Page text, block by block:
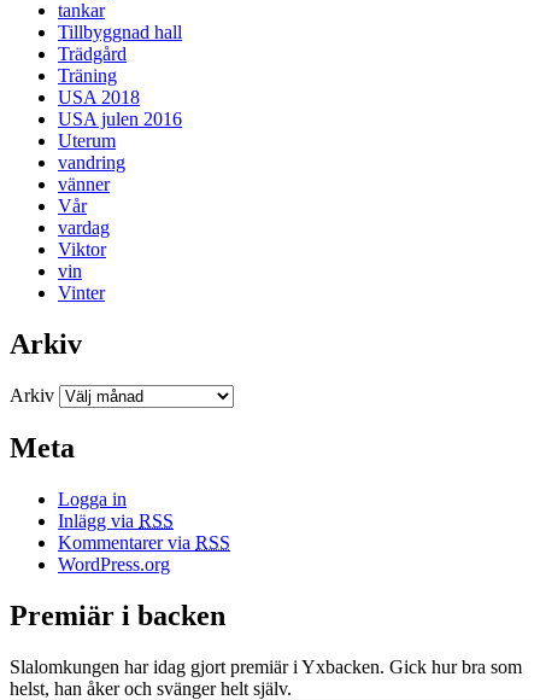
tankar
Tillbyggnad hall
Trädgård
Träning
USA 2018
USA julen 2016
Uterum
vandring
vänner
Vår
vardag
Viktor
vin
Vinter
Arkiv
Arkiv
Meta
Logga in
Inlägg via RSS
Kommentarer via RSS
WordPress.org
Premiär i backen
Slalomkungen har idag gjort premiär i Yxbacken. Gick hur bra som
helst, han åker och svänger helt själv.